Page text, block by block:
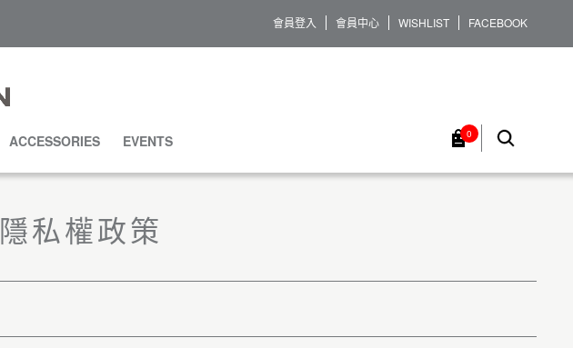
會員登入 會員中心 WISHLIST FACEBOOK
ACCESSORIES EVENTS 0
隱私權政策